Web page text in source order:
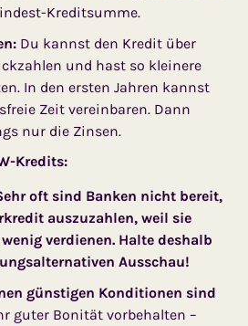
Kreditsumme.
Du kannst den Kredit über
und hast so kleinere
In den ersten Jahren kannst
Zeit vereinbaren. Dann
nur die Zinsen.
Kredits:
oft sind Banken nicht bereit,
auszuzahlen, weil sie
verdienen. Halte deshalb
Ausschau!
günstigen Konditionen sind
guter Bonität vorbehalten –